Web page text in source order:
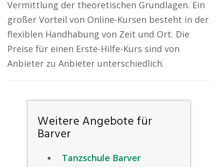
Vermittlung der theoretischen Grundlagen. Ein
großer Vorteil von Online-Kursen besteht in der
flexiblen Handhabung von Zeit und Ort. Die
Preise für einen Erste-Hilfe-Kurs sind von
Anbieter zu Anbieter unterschiedlich.
Weitere Angebote für
Barver
Tanzschule Barver